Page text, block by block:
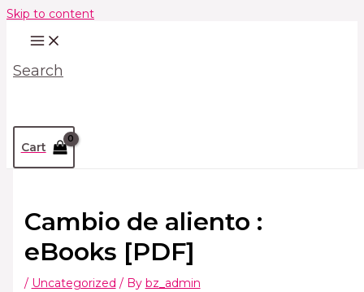
Skip to content
Search
Cart
Cambio de aliento :
eBooks [PDF]
/ Uncategorized / By bz_admin